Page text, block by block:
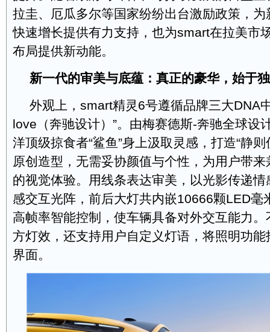
拉圭、厄瓜多尔等国家纷纷出台激励政策，
快速增长提供有力支持，也为smart在拉美市
布局提供新动能。
新一代的审美与底蕴：真正的豪华，始于
外观上，smart精灵6号遵循品牌三大DNA
love（奔驰设计）”。由梅赛德斯-奔驰全球设
洋顶级掠食者“鲨鱼”身上汲取灵感，打造“静
原创造型，无需妥协颜值与个性，为用户带
的视觉体验。用线条表达审美，以光影传递
感交互光阵，前后大灯共内嵌10666颗LED毫
高帧率智能控制，使车辆具备对外交互能力
方灯效，还支持用户自定义灯语，将照明功
界面。